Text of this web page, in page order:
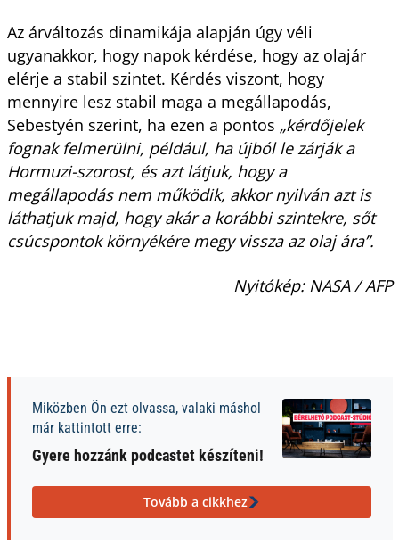
Az árváltozás dinamikája alapján úgy véli
ugyanakkor, hogy napok kérdése, hogy az olajár
elérje a stabil szintet. Kérdés viszont, hogy
mennyire lesz stabil maga a megállapodás,
Sebestyén szerint, ha ezen a pontos „kérdőjelek
fognak felmerülni, például, ha újból le zárják a
Hormuzi-szorost, és azt látjuk, hogy a
megállapodás nem működik, akkor nyilván azt is
láthatjuk majd, hogy akár a korábbi szintekre, sőt
csúcspontok környékére megy vissza az olaj ára”.
Nyitókép: NASA / AFP
Miközben Ön ezt olvassa, valaki máshol
már kattintott erre:
Gyere hozzánk podcastet készíteni!
Tovább a cikkhez